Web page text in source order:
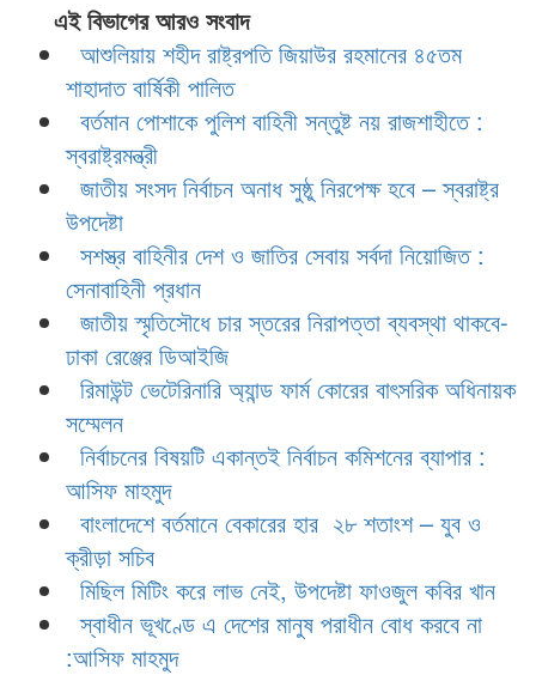
এই বিভাগের আরও সংবাদ
আশুলিয়ায় শহীদ রাষ্ট্রপতি জিয়াউর রহমানের ৪৫তম
শাহাদাত বার্ষিকী পালিত
বর্তমান পোশাকে পুলিশ বাহিনী সন্তুষ্ট নয় রাজশাহীতে :
স্বরাষ্ট্রমন্ত্রী
জাতীয় সংসদ নির্বাচন অনাধ সুষ্ঠু নিরপেক্ষ হবে – স্বরাষ্ট্র
উপদেষ্টা
সশস্ত্র বাহিনীর দেশ ও জাতির সেবায় সর্বদা নিয়োজিত :
সেনাবাহিনী প্রধান
জাতীয় স্মৃতিসৌধে চার স্তরের নিরাপত্তা ব্যবস্থা থাকবে-
ঢাকা রেঞ্জের ডিআইজি
রিমাউন্ট ভেটেরিনারি অ্যান্ড ফার্ম কোরের বাৎসরিক অধিনায়ক
সম্মেলন
নির্বাচনের বিষয়টি একান্তই নির্বাচন কমিশনের ব্যাপার :
আসিফ মাহমুদ
বাংলাদেশে বর্তমানে বেকারের হার ২৮ শতাংশ – যুব ও
ক্রীড়া সচিব
মিছিল মিটিং করে লাভ নেই, উপদেষ্টা ফাওজুল কবির খান
স্বাধীন ভূখণ্ডে এ দেশের মানুষ পরাধীন বোধ করবে না
:আসিফ মাহমুদ